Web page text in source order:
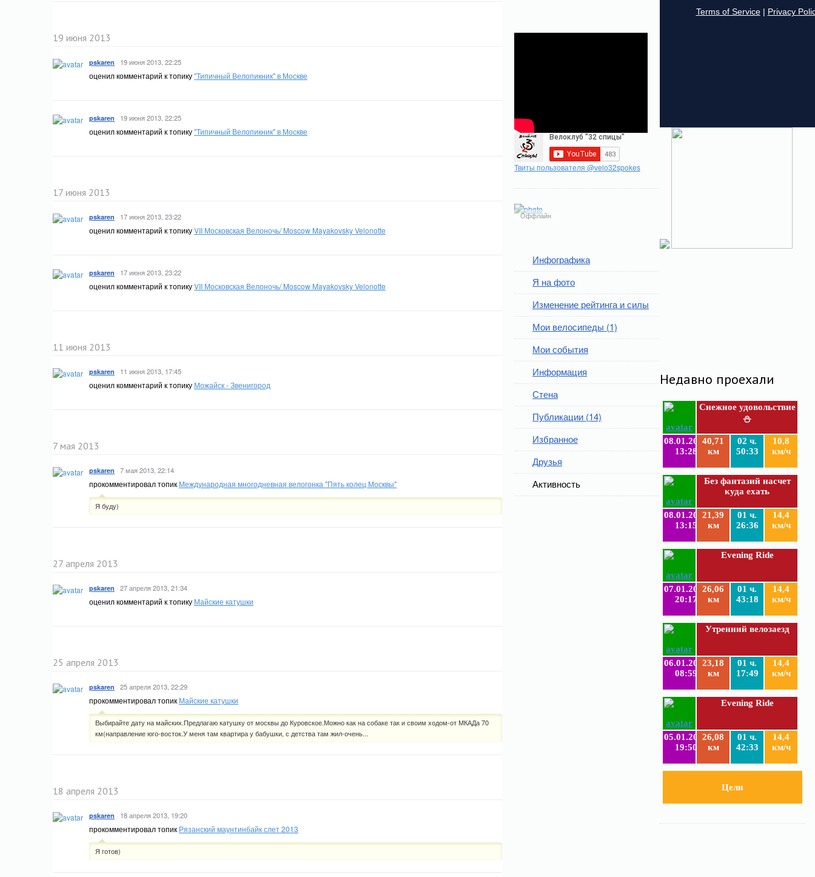
Недавно проехали
Снежное удовольствие
⛄
08.01.2019
13:28
40,71
км
02 ч.
50:33
10,8
км/ч
Без фантазий насчет
куда ехать
08.01.2019
13:15
21,39
км
01 ч.
26:36
14,4
км/ч
Evening Ride
07.01.2019
20:17
26,06
км
01 ч.
43:18
14,4
км/ч
Утренний велозаезд
06.01.2019
08:59
23,18
км
01 ч.
17:49
14,4
км/ч
Evening Ride
05.01.2019
19:50
26,08
км
01 ч.
42:33
14,4
км/ч
Цели
Твиты пользователя @velo32spokes
Оффлайн
Инфографика
Я на фото
Изменение рейтинга и силы
Мои велосипеды (1)
Мои события
Информация
Стена
Публикации (14)
Избранное
Друзья
Активность
19 июня 2013
pskaren · 19 июня 2013, 22:25
оценил комментарий к топику"Типичный Велопикник" в Москве
pskaren · 19 июня 2013, 22:25
оценил комментарий к топику"Типичный Велопикник" в Москве
17 июня 2013
pskaren · 17 июня 2013, 23:22
оценил комментарий к топикуVII Московская Велоночь/ Moscow Mayakovsky Velonotte
pskaren · 17 июня 2013, 23:22
оценил комментарий к топикуVII Московская Велоночь/ Moscow Mayakovsky Velonotte
11 июня 2013
pskaren · 11 июня 2013, 17:45
оценил комментарий к топику Можайск - Звенигород
7 мая 2013
pskaren · 7 мая 2013, 22:14
прокомментировал топик Международная многодневная велогонка "Пять колец Москвы"
Я буду)
27 апреля 2013
pskaren · 27 апреля 2013, 21:34
оценил комментарий к топику Майские катушки
25 апреля 2013
pskaren · 25 апреля 2013, 22:29
прокомментировал топик Майские катушки
Выбирайте дату на майских.Предлагаю катушку от москвы до Куровское.Можно как на собаке так и своим ходом-от МКАДа 70
км(направление юго-восток.У меня там квартира у бабушки, с детства там жил-очень...
18 апреля 2013
pskaren · 18 апреля 2013, 19:20
прокомментировал топик Рязанский маунтинбайк слет 2013
Я готов)